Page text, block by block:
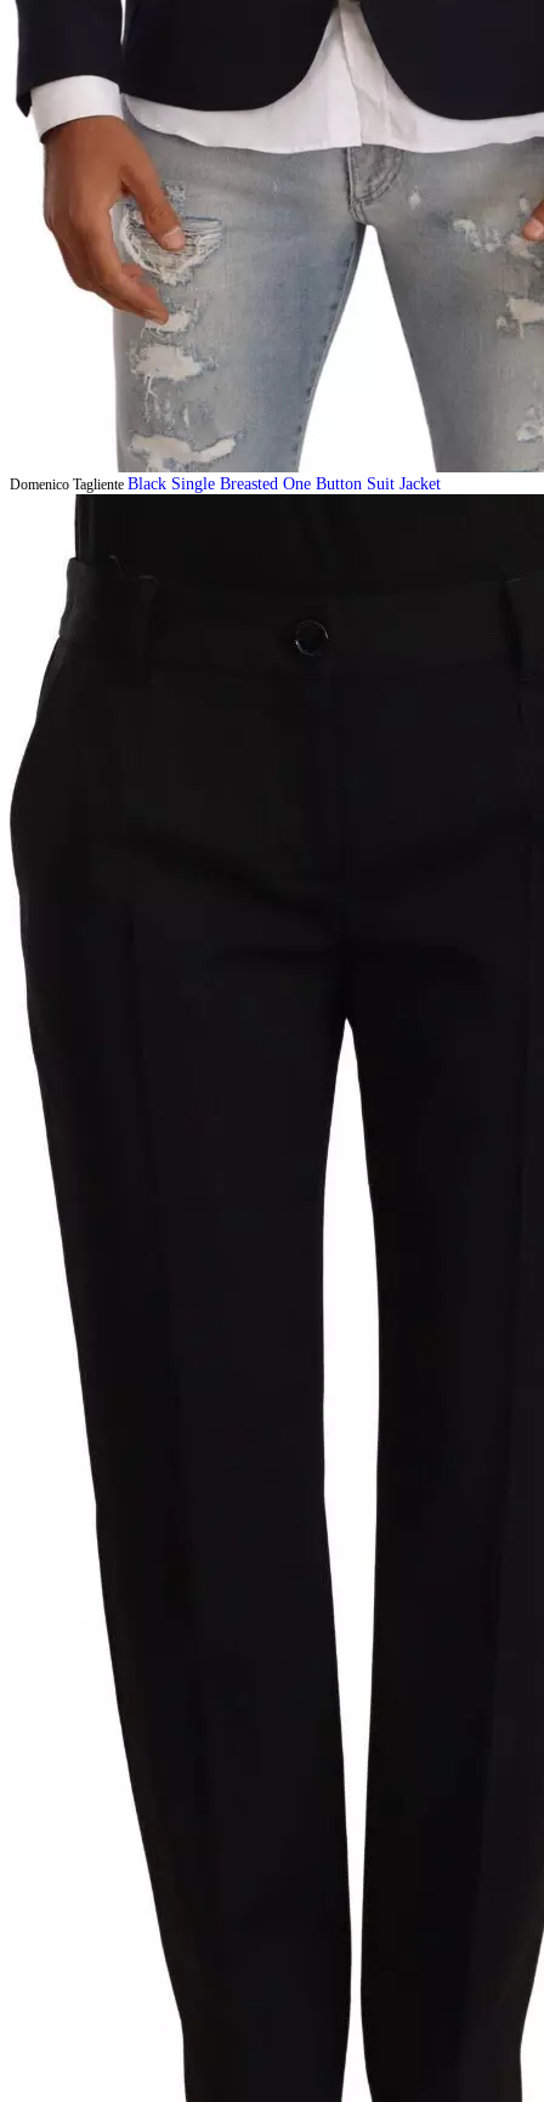
Domenico Tagliente Black Single Breasted One Button Suit Jacket